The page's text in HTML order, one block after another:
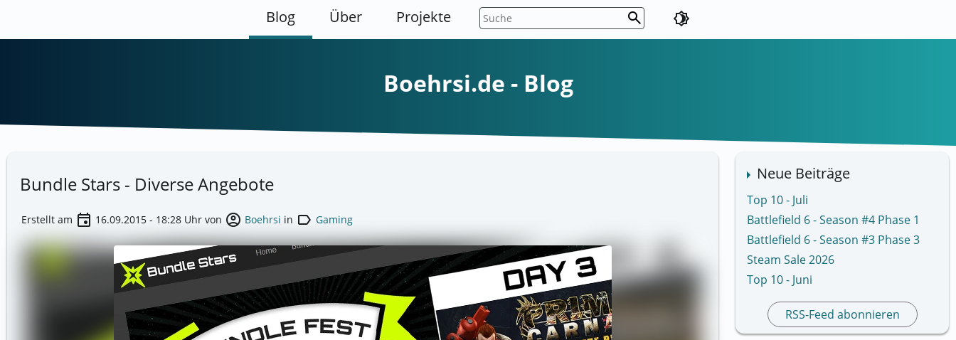
Blog Über Projekte search brightness_4
Boehrsi.de - Blog
Neue Beiträge
Top 10 - Juli
Battlefield 6 - Season #4 Phase 1
Battlefield 6 - Season #3 Phase 3
Steam Sale 2026
Top 10 - Juni
RSS-Feed abonnieren
Bundle Stars - Diverse Angebote
Erstellt am event 16.09.2015 - 18:28 Uhr von account_circle Boehrsi in label Gaming